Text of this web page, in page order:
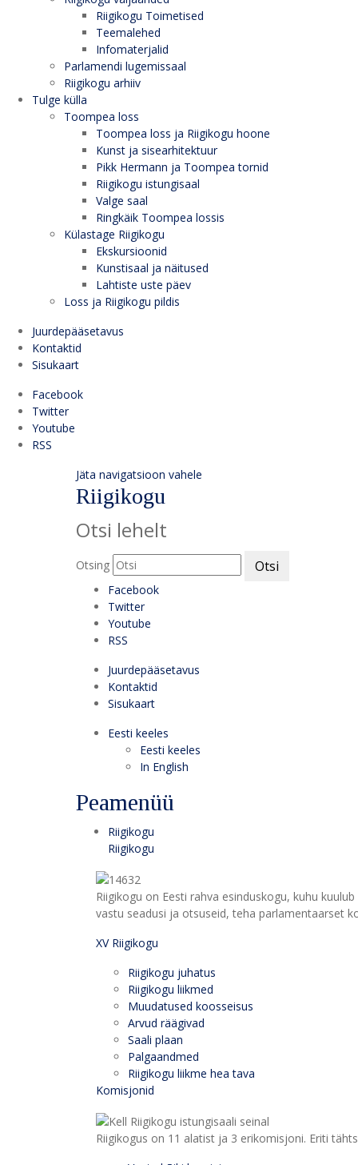
Riigikogu Toimetised
Teemalehed
Infomaterjalid
Parlamendi lugemissaal
Riigikogu arhiiv
Tulge külla
Toompea loss
Toompea loss ja Riigikogu hoone
Kunst ja sisearhitektuur
Pikk Hermann ja Toompea tornid
Riigikogu istungisaal
Valge saal
Ringkäik Toompea lossis
Külastage Riigikogu
Ekskursioonid
Kunstisaal ja näitused
Lahtiste uste päev
Loss ja Riigikogu pildis
Juurdepääsetavus
Kontaktid
Sisukaart
Facebook
Twitter
Youtube
RSS
Jäta navigatsioon vahele
Riigikogu
Otsi lehelt
Otsing Otsi
Facebook
Twitter
Youtube
RSS
Juurdepääsetavus
Kontaktid
Sisukaart
Eesti keeles
Eesti keeles
In English
Peamenüü
Riigikogu
Riigikogu
Riigikogu on Eesti rahva esinduskogu, kuhu
vastu seadusi ja otsuseid, teha parlamentaarset
XV Riigikogu
Riigikogu juhatus
Riigikogu liikmed
Muudatused koosseisus
Arvud räägivad
Saali plaan
Palgaandmed
Riigikogu liikme hea tava
Komisjonid
Riigikogus on 11 alatist ja 3 erikomisjoni. Eriti